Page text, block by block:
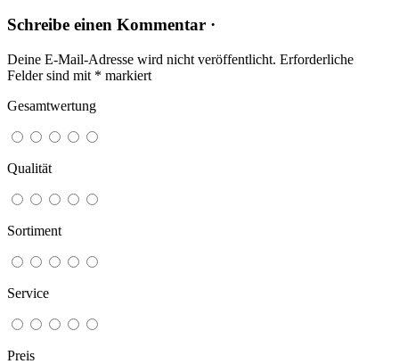
Schreibe einen Kommentar ·
Deine E-Mail-Adresse wird nicht veröffentlicht. Erforderliche
Felder sind mit * markiert
Gesamtwertung
Qualität
Sortiment
Service
Preis